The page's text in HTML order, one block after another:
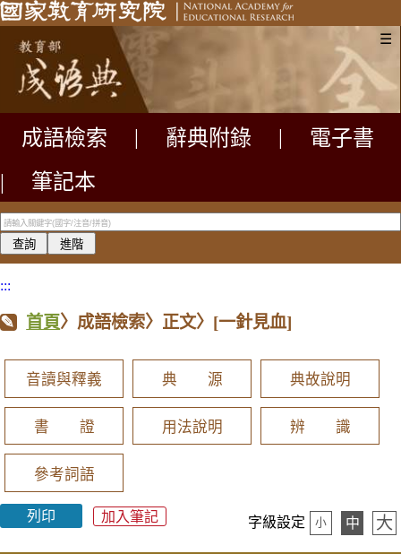
☰
成語檢索 辭典附錄
電子書
|
筆記本
:::
首頁〉成語檢索〉正文〉 [一針見血]
音讀與釋義 典 源 典故說明
書 證 用法說明 辨 識
參考詞語
列印 加入筆記 字級設定 小 中 大